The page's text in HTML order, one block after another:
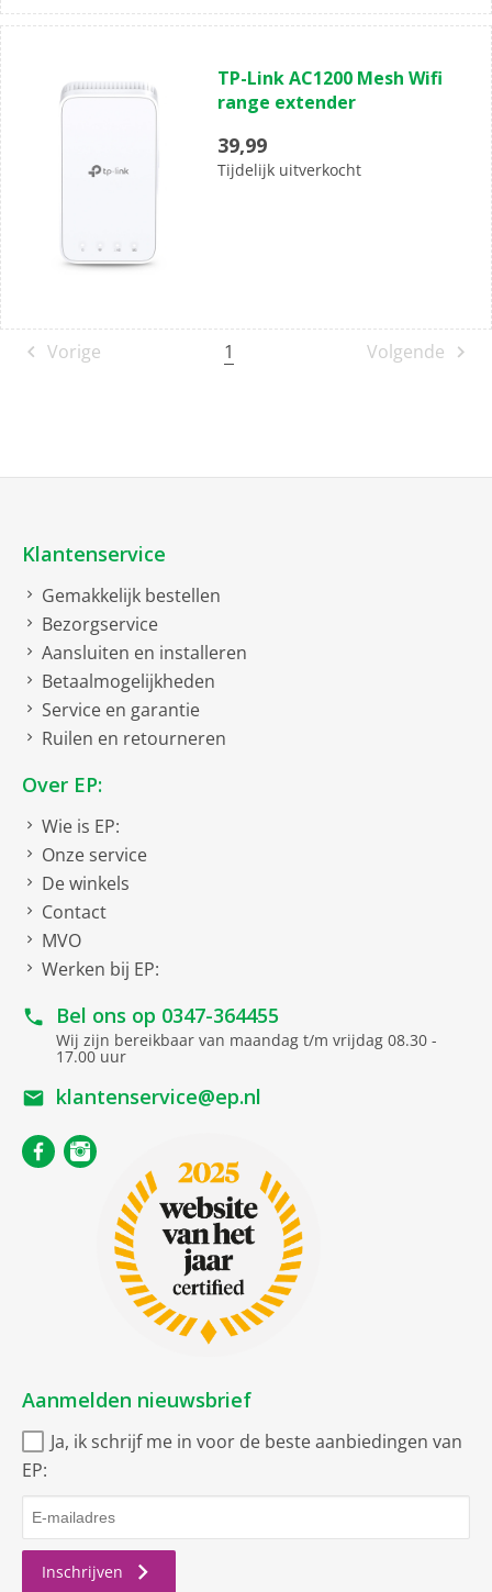
van
de
sterren.
TP-Link AC1200 Mesh Wifi
range extender
39,99
Tijdelijk uitverkocht
Vorige 1 Volgende
Klantenservice
Gemakkelijk bestellen
Bezorgservice
Aansluiten en installeren
Betaalmogelijkheden
Service en garantie
Ruilen en retourneren
Over EP:
Wie is EP:
Onze service
De winkels
Contact
MVO
Werken bij EP:
Bel ons op 0347-364455
Wij zijn bereikbaar van maandag t/m vrijdag 08.30 -
17.00 uur
klantenservice@ep.nl
Aanmelden nieuwsbrief
Ja, ik schrijf me in voor de beste aanbiedingen van
EP:
Inschrijven